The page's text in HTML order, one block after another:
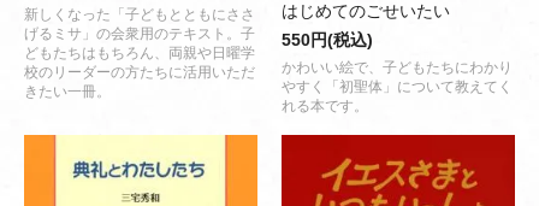
新しくなった「子どもとともにささ
げるミサ」の会衆用のテキスト。子
どもたちはもちろん、両親や日曜学
校のリーダーの方たちに活用いただ
きたい一冊。
はじめてのごせいたい
550円(税込)
かわいい絵で、子どもたちにわかり
やすく「初聖体」について教えてく
れる本です。